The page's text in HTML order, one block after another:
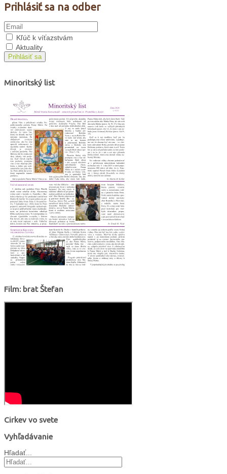
Prihlásiť sa na odber
Kľúč k víťazstvám
Aktuality
Prihlásiť sa
Minoritský list
Film: brat Štefan
Cirkev vo svete
Vyhľadávanie
Hľadať...